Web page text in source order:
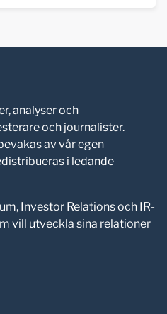
analyser och
och journalister.
av vår egen
i ledande
Investor Relations och IR-
vill utveckla sina relationer